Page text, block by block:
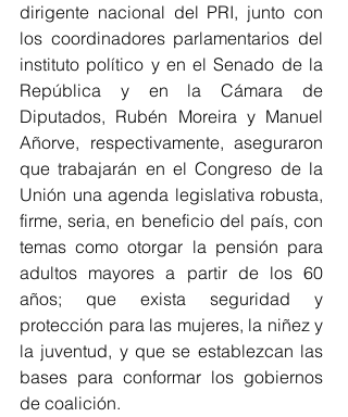
dirigente nacional del PRI, junto con
los coordinadores parlamentarios del
instituto político y en el Senado de la
República y en la Cámara de
Diputados, Rubén Moreira y Manuel
Añorve, respectivamente, aseguraron
que trabajarán en el Congreso de la
Unión una agenda legislativa robusta,
firme, seria, en beneficio del país, con
temas como otorgar la pensión para
adultos mayores a partir de los 60
años; que exista seguridad y
protección para las mujeres, la niñez y
la juventud, y que se establezcan las
bases para conformar los gobiernos
de coalición.